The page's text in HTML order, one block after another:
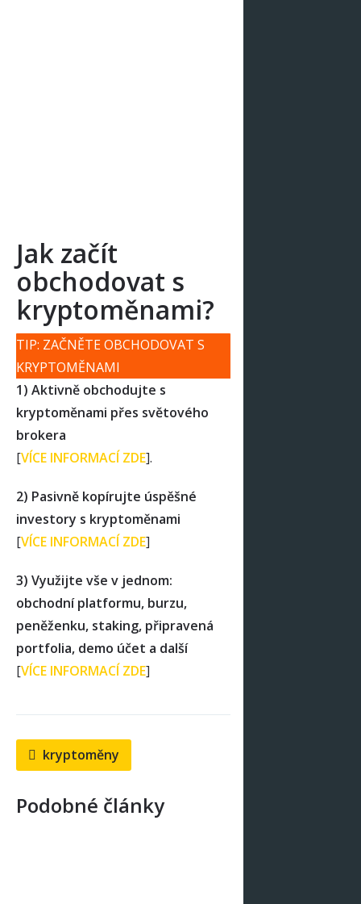
Jak začít
obchodovat s
kryptoměnami?
TIP: ZAČNĚTE OBCHODOVAT S
KRYPTOMĚNAMI
1) Aktivně obchodujte s
kryptoměnami přes světového
brokera
[VÍCE INFORMACÍ ZDE].
2) Pasivně kopírujte úspěšné
investory s kryptoměnami
[VÍCE INFORMACÍ ZDE]
3) Využijte vše v jednom:
obchodní platformu, burzu,
peněženku, staking, připravená
portfolia, demo účet a další
[VÍCE INFORMACÍ ZDE]
kryptoměny
Podobné články